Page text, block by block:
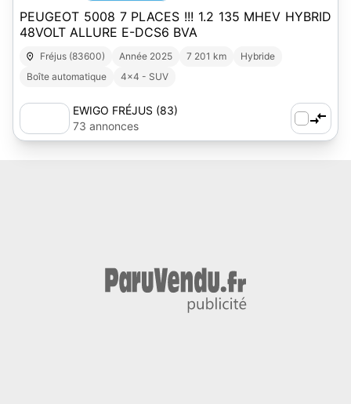
PEUGEOT 5008 7 PLACES !!! 1.2 135 MHEV HYBRID
48VOLT ALLURE E-DCS6 BVA
Fréjus (83600) Année 2025 7 201 km
Hybride
Boîte automatique
4x4 - SUV
EWIGO FRÉJUS (83)
73 annonces